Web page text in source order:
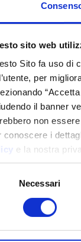
sito web
Sito fa uso di
per
il banner
non
conoscere i
e la nostra
Necessari
offre
aziendali
DISCOVER